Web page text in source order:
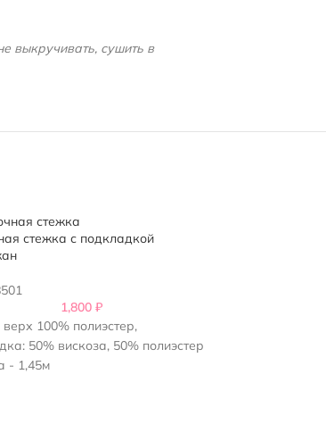
выкручивать, сушить в
стежка с подкладкой
1,800 ₽
верх 100% полиэстер,
50% вискоза, 50% полиэстер
- 1,45м